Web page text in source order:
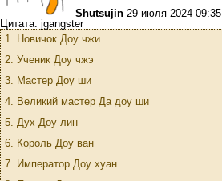
Shutsujin 29 июля 2024 09:35
Цитата: jgangster
1. Новичок Доу чжи
2. Ученик Доу чжэ
3. Мастер Доу ши
4. Великий мастер Да доу ши
5. Дух Доу лин
6. Король Доу ван
7. Император Доу хуан